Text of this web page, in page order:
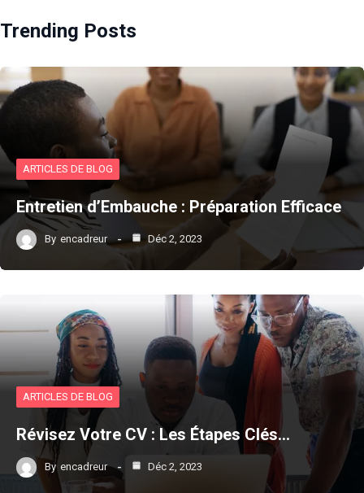
Trending Posts
ARTICLES DE BLOG
Entretien d’Embauche : Préparation Efficace
By encadreur Déc 2, 2023
ARTICLES DE BLOG
Révisez Votre CV : Les Étapes Clés…
By encadreur Déc 2, 2023